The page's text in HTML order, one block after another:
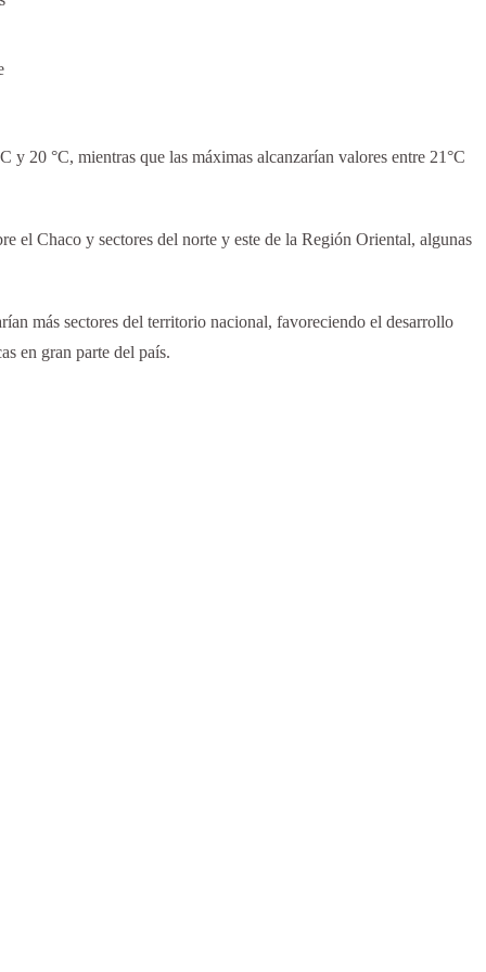
y 20 °C, mientras que las máximas alcanzarían valores entre 21°C
el Chaco y sectores del norte y este de la Región Oriental, algunas
más sectores del territorio nacional, favoreciendo el desarrollo
en gran parte del país.